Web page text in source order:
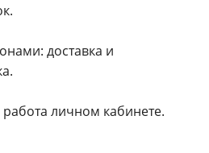
доставка и
личном кабинете.